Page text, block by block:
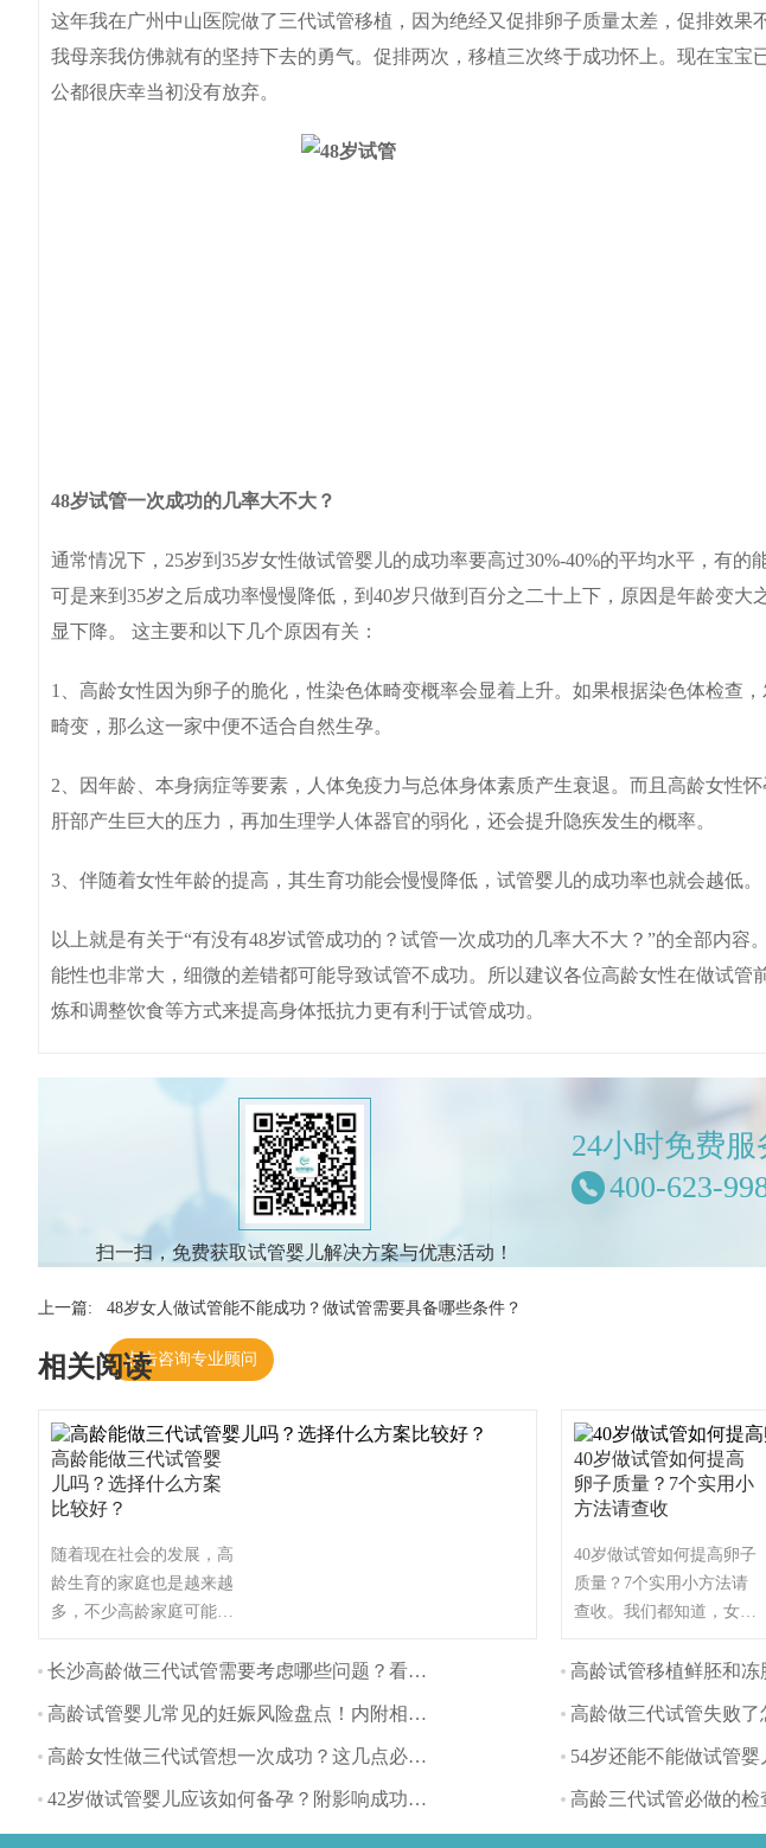
这年我在广州中山医院做了三代试管移植，因为绝经又促排卵子质量太差，促排效果
我母亲我仿佛就有的坚持下去的勇气。促排两次，移植三次终于成功怀上。现在宝宝
公都很庆幸当初没有放弃。
48岁试管一次成功的几率大不大？
通常情况下，25岁到35岁女性做试管婴儿的成功率要高过30%-40%的平均水平，有的
可是来到35岁之后成功率慢慢降低，到40岁只做到百分之二十上下，原因是年龄变大
显下降。 这主要和以下几个原因有关：
1、高龄女性因为卵子的脆化，性染色体畸变概率会显着上升。如果根据染色体检查
畸变，那么这一家中便不适合自然生孕。
2、因年龄、本身病症等要素，人体免疫力与总体身体素质产生衰退。而且高龄女性
肝部产生巨大的压力，再加生理学人体器官的弱化，还会提升隐疾发生的概率。
3、伴随着女性年龄的提高，其生育功能会慢慢降低，试管婴儿的成功率也就会越低。
以上就是有关于“有没有48岁试管成功的？试管一次成功的几率大不大？”的全部内容
能性也非常大，细微的差错都可能导致试管不成功。所以建议各位高龄女性在做试管
炼和调整饮食等方式来提高身体抵抗力更有利于试管成功。
扫一扫，免费获取试管婴儿解决方案与优惠活动！
24小时免费服
400-623-
点击咨询专业顾问
上一篇: 48岁女人做试管能不能成功？做试管需要具备哪些条件？
相关阅读
高龄能做三代试管婴
儿吗？选择什么方案
比较好？
随着现在社会的发展，高
龄生育的家庭也是越来越
多，不少高龄家庭可能会
这时想通过试管婴儿技术
要问高龄做试管婴儿都适
合什么方案？这里为大家
想了解更多的试管婴儿流
程、费用、成功率，可点
长沙高龄做三代试管需要考虑哪些问题？看看这些事项
高龄试管婴儿常见的妊娠风险盘点！内附相关备孕建议
高龄女性做三代试管想一次成功？这几点必须要收藏！
42岁做试管婴儿应该如何备孕？附影响成功率因素分享
40岁做试管如何提高
卵子质量？7个实用小
方法请查收
40岁做试管如何提高卵子
质量？7个实用小方法请
查收。我们都知道，女性
较佳的时间段，但随着年
力会逐渐的下降，怀孕也
会变得比较困难。所以有
婴儿来助孕，那么，40岁
的女性做试管应该如何提
高龄试管移植鲜胚和冻胚哪
高龄做三代试管失败了怎么
54岁还能不能做试管婴儿
高龄三代试管必做的检查项